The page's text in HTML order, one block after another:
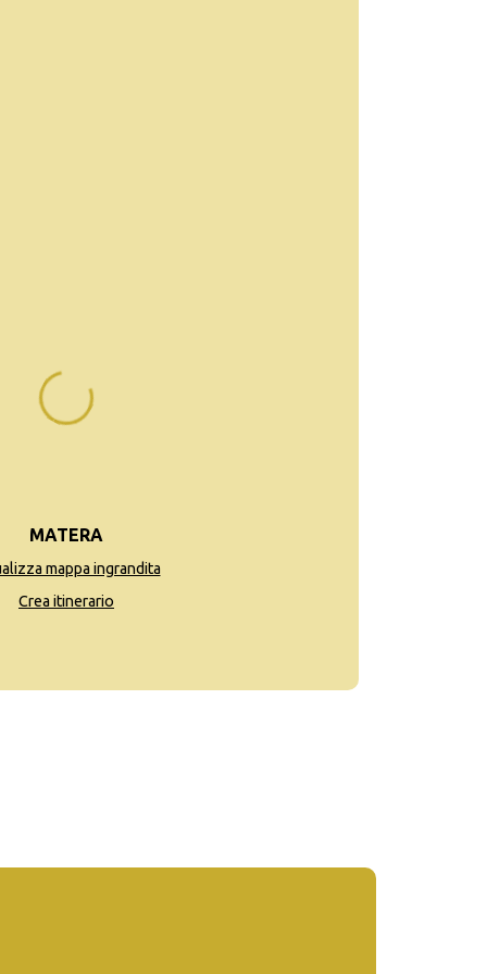
MATERA
mappa ingrandita
Crea itinerario